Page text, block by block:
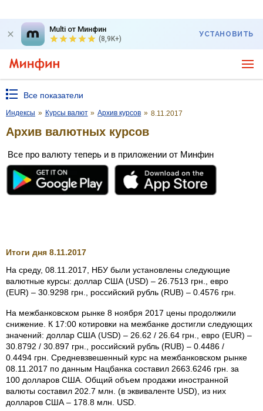
Multi от Минфин
(8,9K+)
УСТАНОВИТЬ
Все показатели
Индексы » Курсы валют » Архив курсов » 8.11.2017
Архив валютных курсов
Все про валюту теперь и в приложении от Минфин
Итоги дня 8.11.2017
На среду, 08.11.2017, НБУ были установлены следующие
валютные курсы: доллар США (USD) – 26.7513 грн., евро
(EUR) – 30.9298 грн., российский рубль (RUB) – 0.4576 грн.
На межбанковском рынке 8 ноября 2017 цены продолжили
снижение. К 17:00 котировки на межбанке достигли следующих
значений: доллар США (USD) – 26.62 / 26.64 грн., евро (EUR) –
30.8792 / 30.897 грн., российский рубль (RUB) – 0.4486 /
0.4494 грн. Средневзвешенный курс на межбанковском рынке
08.11.2017 по данным Нацбанка составил 2663.6246 грн. за
100 долларов США. Общий объем продажи иностранной
валюты составил 202.7 млн. (в эквиваленте USD), из них
долларов США – 178.8 млн. USD.